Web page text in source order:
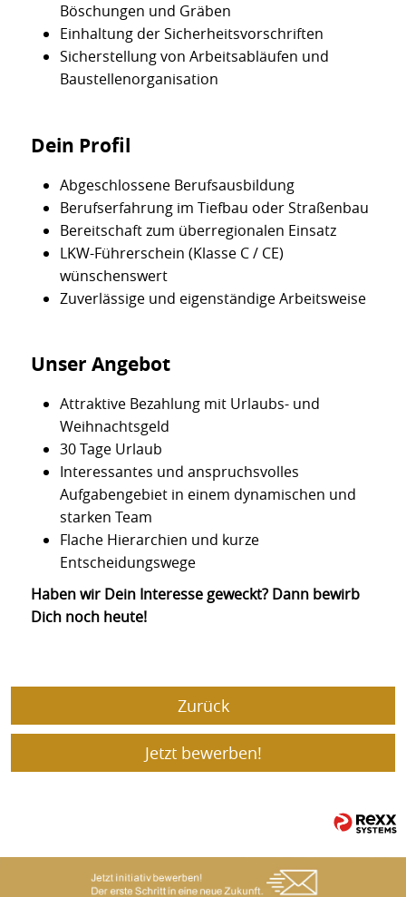
Böschungen und Gräben
Einhaltung der Sicherheitsvorschriften
Sicherstellung von Arbeitsabläufen und
Baustellenorganisation
Dein Profil
Abgeschlossene Berufsausbildung
Berufserfahrung im Tiefbau oder Straßenbau
Bereitschaft zum überregionalen Einsatz
LKW-Führerschein (Klasse C / CE)
wünschenswert
Zuverlässige und eigenständige Arbeitsweise
Unser Angebot
Attraktive Bezahlung mit Urlaubs- und
Weihnachtsgeld
30 Tage Urlaub
Interessantes und anspruchsvolles
Aufgabengebiet in einem dynamischen und
starken Team
Flache Hierarchien und kurze
Entscheidungswege
Haben wir Dein Interesse geweckt? Dann bewirb
Dich noch heute!
Zurück
Jetzt bewerben!